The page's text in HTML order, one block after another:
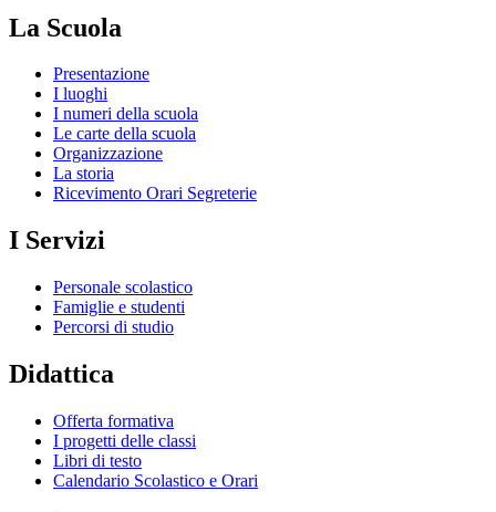
La Scuola
Presentazione
I luoghi
I numeri della scuola
Le carte della scuola
Organizzazione
La storia
Ricevimento Orari Segreterie
I Servizi
Personale scolastico
Famiglie e studenti
Percorsi di studio
Didattica
Offerta formativa
I progetti delle classi
Libri di testo
Calendario Scolastico e Orari